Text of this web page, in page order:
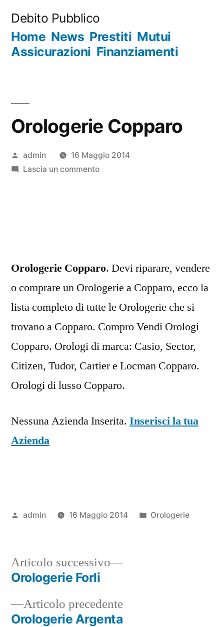
contenuto
Debito Pubblico
Home News Prestiti Mutui
Assicurazioni Finanziamenti
Orologerie Copparo
Pubblicato
da
admin
16 Maggio 2014
Lascia un commentosu
Orologerie Copparo. Devi riparare, vendere
o comprare un Orologerie a Copparo, ecco la
lista completo di tutte le Orologerie che si
trovano a Copparo. Compro Vendi Orologi
Copparo. Orologi di marca: Casio, Sector,
Citizen, Tudor, Cartier e Locman Copparo.
Orologi di lusso Copparo.
Nessuna Azienda Inserita. Inserisci la tua
Azienda
Pubblicato
admin 16 Maggio 2014
Pubblicato
Orologerie
Navigazione
articoli
Articolo precedenteArticolo
Orologerie Argenta
Articolo successivo
Articolo
Orologerie Forli